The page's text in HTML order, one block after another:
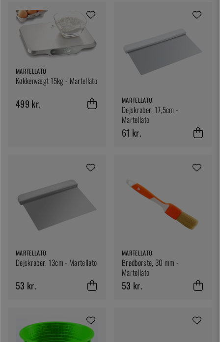
MARTELLATO
Køkkenvægt 15kg - Martellato
499 kr. MARTELLATO
Dejskraber, 17,5cm -
Martellato
61 kr.
MARTELLATO
Dejskraber, 13cm - Martellato
53 kr.
MARTELLATO
Brødbørste, 30 mm -
Martellato
53 kr.